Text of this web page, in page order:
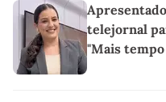
telejornal
"Mais tempo